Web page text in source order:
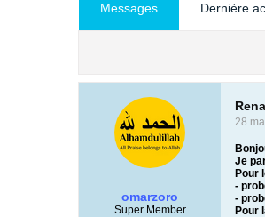
Messages Dernière
omarzoro
Super Member
28
Je
Pour
-
-
Pour